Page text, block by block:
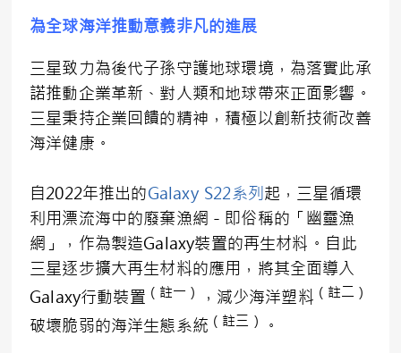
為全球海洋推動意義非凡的進展
三星致力為後代子孫守護地球環境，為落實此承
諾推動企業革新、對人類和地球帶來正面影響。
三星秉持企業回饋的精神，積極以創新技術改善
海洋健康。
自2022年推出的Galaxy S22系列起，三星循環
利用漂流海中的廢棄漁網－即俗稱的「幽靈漁
網」，作為製造Galaxy裝置的再生材料。自此
三星逐步擴大再生材料的應用，將其全面導入
Galaxy行動裝置 （註一） ，減少海洋塑料 （註二）
破壞脆弱的海洋生態系統 （註三） 。